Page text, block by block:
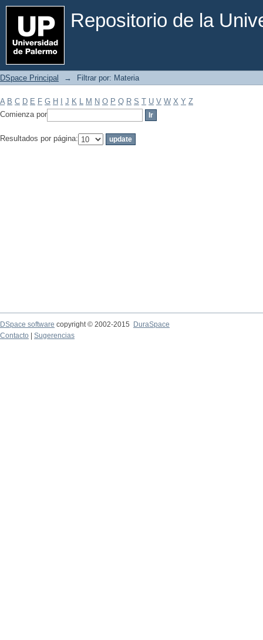
Repositorio de la
Filtrar por: Materia
DSpace Principal → Filtrar por: Materia
A B C D E F G H J K L M N O P Q R S T U V W X Y Z
Comienza por
Resultados por página:
DSpace software copyright © 2002-2015
DuraSpace
Contacto
Sugerencias